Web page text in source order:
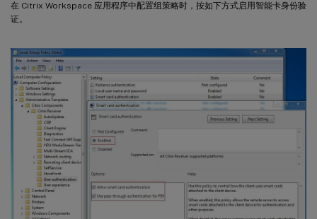
在 Citrix Workspace 应用程序中配置组策略时，按如下方式启用智能卡身份验
证。